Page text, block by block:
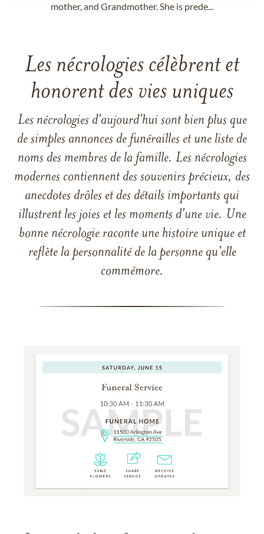
mother, and Grandmother. She is prede...
Les nécrologies célèbrent et
honorent des vies uniques
Les nécrologies d'aujourd'hui sont bien plus que
de simples annonces de funérailles et une liste de
noms des membres de la famille. Les nécrologies
modernes contiennent des souvenirs précieux, des
anecdotes drôles et des détails importants qui
illustrent les joies et les moments d'une vie. Une
bonne nécrologie raconte une histoire unique et
reflète la personnalité de la personne qu'elle
commémore.